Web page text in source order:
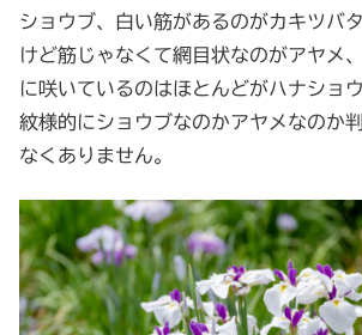
ショウブ、白い筋があるのがカキツバ
けど筋じゃなくて網目状なのがアヤメ
に咲いているのはほとんどがハナショ
紋様的にショウブなのかアヤメなのか
なくありません。